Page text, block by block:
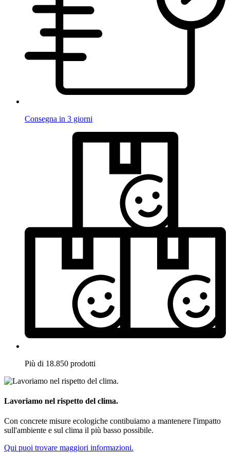
Consegna in 3 giorni
Più di 18.850 prodotti
Lavoriamo nel rispetto del clima.
Con concrete misure ecologiche contibuiamo a mantenere l'impatto
sull'ambiente e sul clima il più basso possibile.
Qui puoi trovare maggiori informazioni.